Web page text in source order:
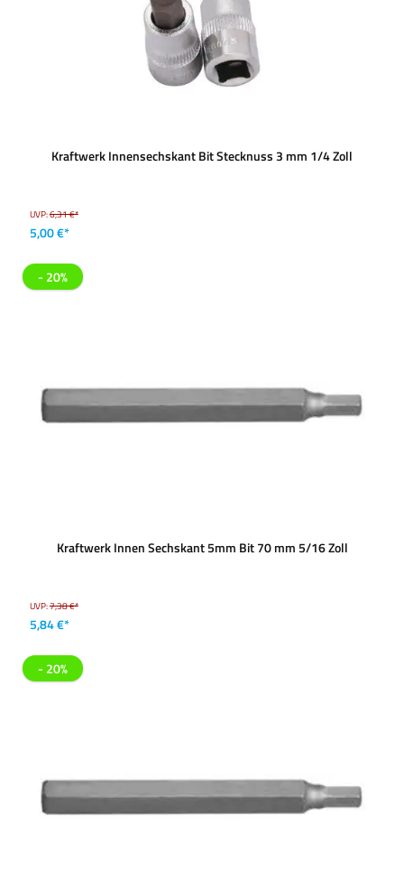
Kraftwerk Innensechskant Bit Stecknuss 3 mm 1/4 Zoll
UVP:6,31 €*
5,00 €*
- 20%
Kraftwerk Innen Sechskant 5mm Bit 70 mm 5/16 Zoll
UVP:7,38 €*
5,84 €*
- 20%